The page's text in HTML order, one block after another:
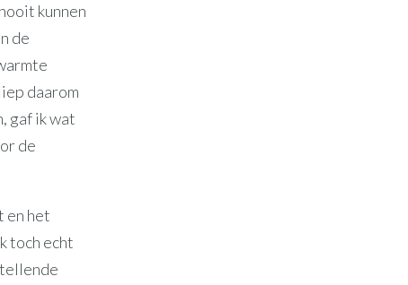
kunnen
de
daarom
gaf ik wat
de
en het
toch echt